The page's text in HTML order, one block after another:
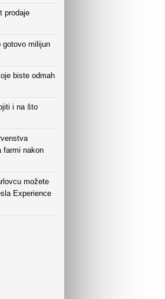
prodaje
gotovo milijun
biste odmah
i na što
farmi nakon
možete
Experience